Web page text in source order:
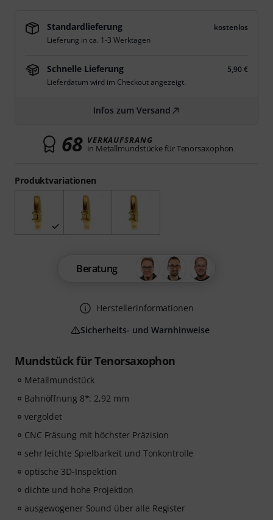
Mundstück für Tenorsaxophon
Metallmundstück
Bahnöffnung 8*: 2,92 mm
vergoldet
CNC Fräsung mit höchster Präzision
sehr leichte Spielbarkeit und Tonkontrolle
optische 3D-Inspektion
dichte und hohe Projektion
ausgewogener Sound über alle Register
Produktvariationen
Standardlieferung
kostenlos
Lieferung in ca. 1-3 Werktagen
Schnelle Lieferung
5,90 €
Lieferdatum wird im Checkout angezeigt.
Infos zum Versand
68 VERKAUFSRANG
in Metallmundstücke für Tenorsaxophon
Beratung
Herstellerinformationen
Sicherheits- und Warnhinweise